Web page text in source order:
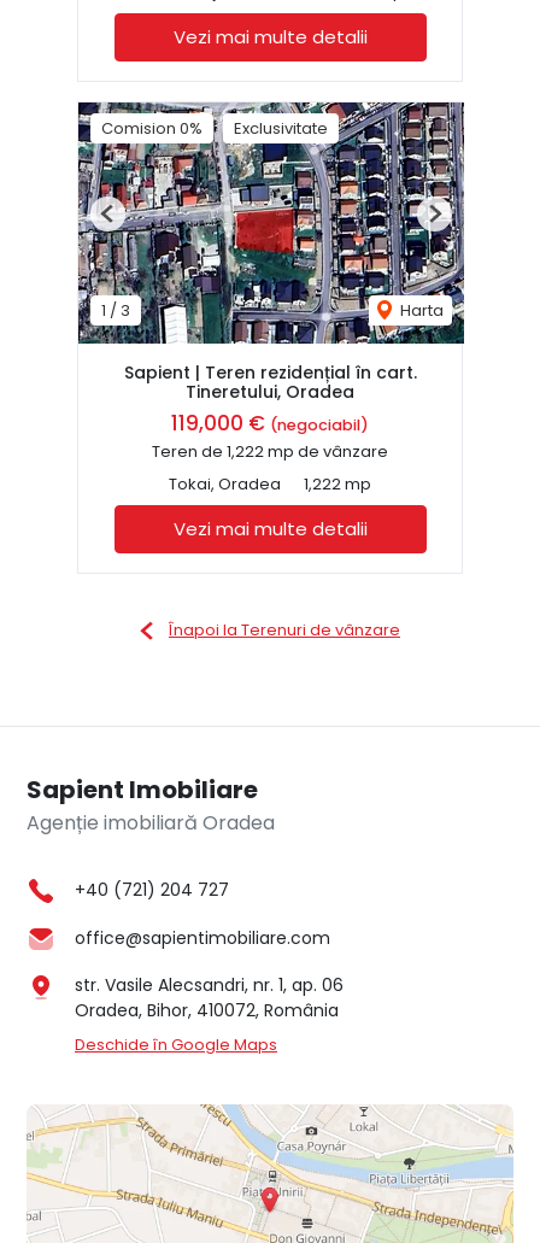
Vezi mai multe detalii
Comision 0% Exclusivitate
1 / 3 Harta
Previous Next
Sapient | Teren rezidențial în cart.
Tineretului, Oradea
119,000 € (negociabil)
Teren de 1,222 mp de vânzare
Tokai, Oradea
1,222 mp
Vezi mai multe detalii
Înapoi la Terenuri de vânzare
Sapient Imobiliare
Agenție imobiliară Oradea
+40 (721) 204 727
office@sapientimobiliare.com
str. Vasile Alecsandri, nr. 1, ap. 06
Oradea, Bihor, 410072, România
Deschide în Google Maps